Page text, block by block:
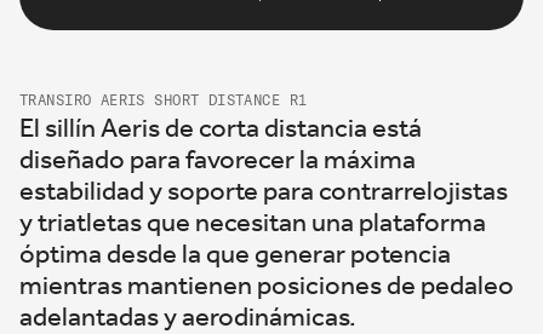
TRANSIRO AERIS SHORT DISTANCE R1
El sillín Aeris de corta distancia está
diseñado para favorecer la máxima
estabilidad y soporte para contrarrelojistas
y triatletas que necesitan una plataforma
óptima desde la que generar potencia
mientras mantienen posiciones de pedaleo
adelantadas y aerodinámicas.